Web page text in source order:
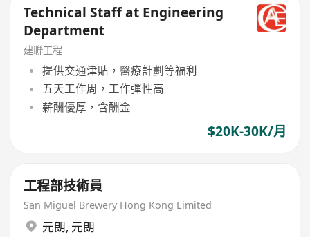
Technical Staff at Engineering
Department
建聯工程
提供交通津貼，醫療計劃等福利
五天工作周，工作彈性高
薪酬優厚，含酬金
$20K-30K/月
工程部技術員
San Miguel Brewery Hong Kong Limited
元朗, 元朗